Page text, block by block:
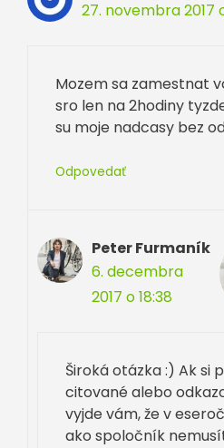
27. novembra 2017 o
Mozem sa zamestnat
sro len na 2hodiny
su moje nadcasy bez
Odpovedať
Peter Furmaník
6. decembra
2017 o 18:38
Široká otázka :) Ak si
citované alebo
vyjde vám, že v
ako spoločník